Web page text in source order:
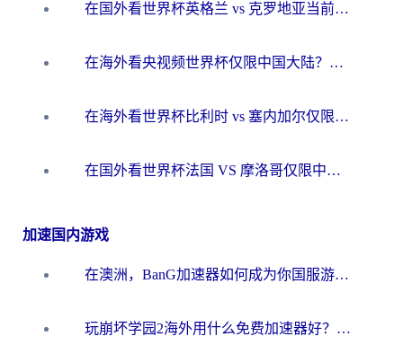
在国外看世界杯英格兰 vs 克罗地亚当前地区不可播放？这篇指南帮你搞定所有海外观赛难题
在海外看央视频世界杯仅限中国大陆？这篇指南帮你解锁中文解说+无卡顿直播
在海外看世界杯比利时 vs 塞内加尔仅限中国大陆？我找到了最流畅的中文解说之路
在国外看世界杯法国 VS 摩洛哥仅限中国大陆？海外党这样看中文解说赛事不卡顿
加速国内游戏
在澳洲，BanG加速器如何成为你国服游戏的“时光机”？
玩崩坏学园2海外用什么免费加速器好？2026海外党亲测国服游戏加速指南